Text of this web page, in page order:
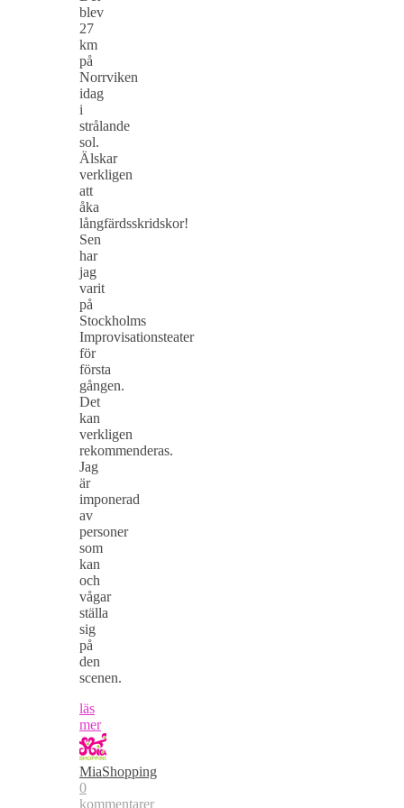
blev
27
km
på
Norrviken
idag
i
strålande
sol.
Älskar
verkligen
att
åka
långfärdsskridskor!
Sen
har
jag
varit
på
Stockholms
Improvisationsteater
för
första
gången.
Det
kan
verkligen
rekommenderas.
Jag
är
imponerad
av
personer
som
kan
och
vågar
ställa
sig
på
den
scenen.
läs
mer
MiaShopping
0
kommentarer